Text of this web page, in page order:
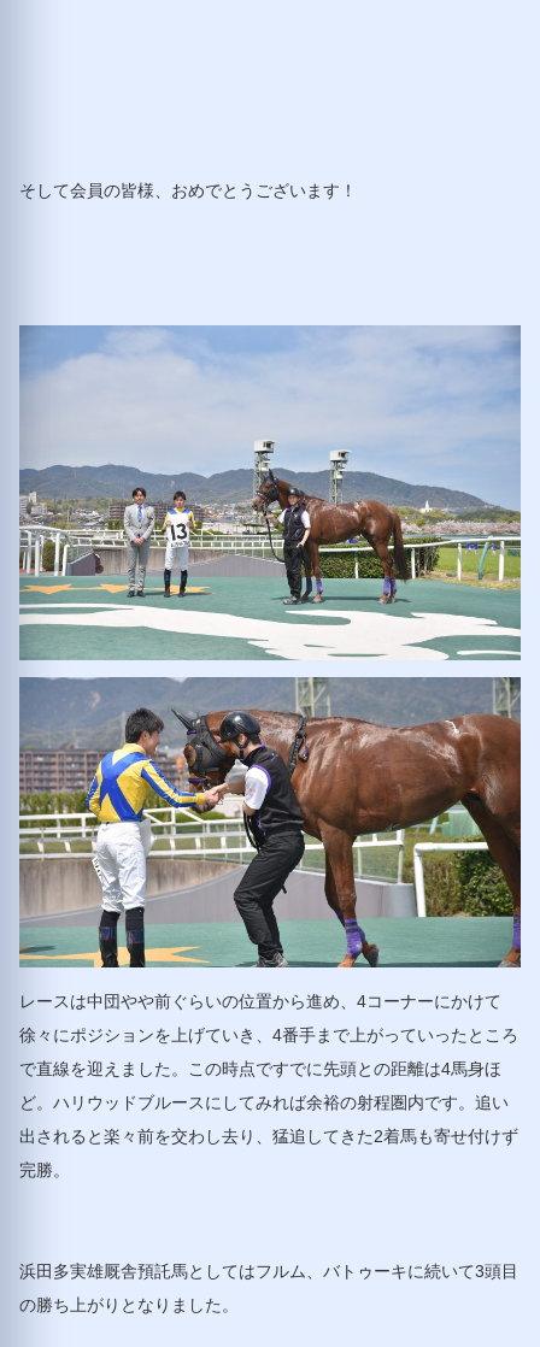
そして会員の皆様、おめでとうございます！
レースは中団やや前ぐらいの位置から進め、4コーナーにかけて
徐々にポジションを上げていき、4番手まで上がっていったところ
で直線を迎えました。この時点ですでに先頭との距離は4馬身ほ
ど。ハリウッドブルースにしてみれば余裕の射程圏内です。追い
出されると楽々前を交わし去り、猛追してきた2着馬も寄せ付けず
完勝。
浜田多実雄厩舎預託馬としてはフルム、バトゥーキに続いて3頭目
の勝ち上がりとなりました。